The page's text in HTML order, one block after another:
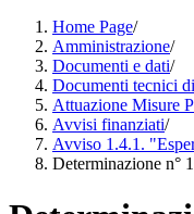
Home Page/
Amministrazione/
Documenti e dati/
Documenti tecnici
Attuazione Misure
Avvisi finanziati/
Avviso 1.4.1.
Determinazione n°